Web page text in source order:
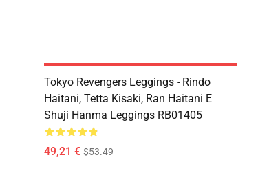
Tokyo Revengers Leggings - Rindo
Haitani, Tetta Kisaki, Ran Haitani E
Shuji Hanma Leggings RB01405
49,21 € $53.49